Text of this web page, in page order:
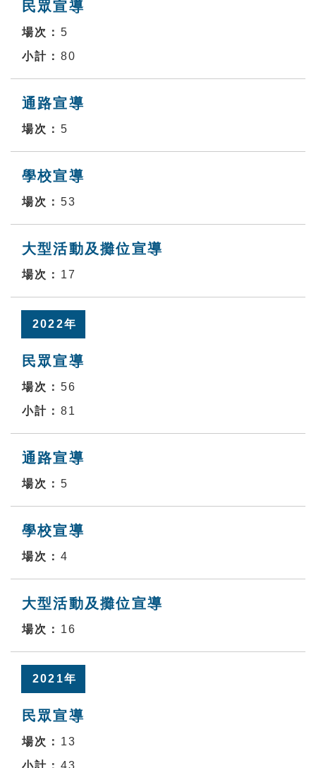
民眾宣導
5
80
通路宣導
5
學校宣導
53
大型活動及攤位宣導
17
2022年
民眾宣導
56
81
通路宣導
5
學校宣導
4
大型活動及攤位宣導
16
2021年
民眾宣導
13
43